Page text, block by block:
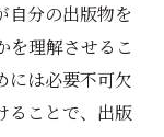
自分の出版物を
を理解させるこ
には必要不可欠
ることで、出版